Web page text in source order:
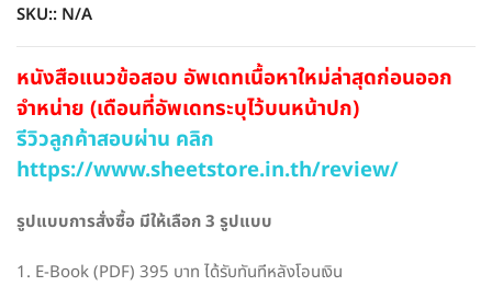
through
฿670.00
SKU:: N/A
หนังสือแนวข้อสอบ อัพเดทเนื้อหาใหม่ล่าสุดก่อนออก
จำหน่าย (เดือนที่อัพเดทระบุไว้บนหน้าปก)
รีวิวลูกค้าสอบผ่าน คลิก
https://www.sheetstore.in.th/review/
รูปแบบการสั่งซื้อ มีให้เลือก 3 รูปแบบ
1. E-Book (PDF) 395 บาท ได้รับทันทีหลังโอนเงิน